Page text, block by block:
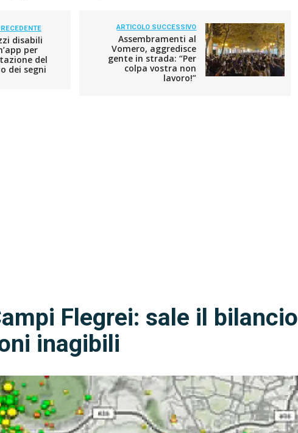
disabili
per
del
dei segni
ARTICOLO SUCCESSIVO
Assembramenti al
Vomero, aggredisce
gente in strada: “Per
colpa vostra non
lavoro!”
Flegrei: sale il bilancio
inagibili